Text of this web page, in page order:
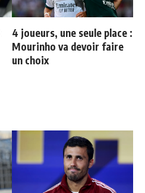
4 joueurs, une seule place :
Mourinho va devoir faire
un choix